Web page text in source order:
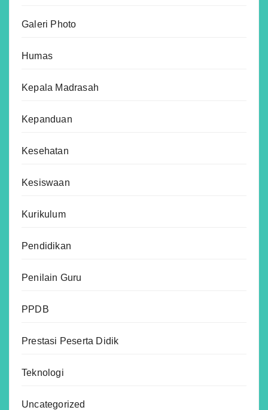
Galeri Photo
Humas
Kepala Madrasah
Kepanduan
Kesehatan
Kesiswaan
Kurikulum
Pendidikan
Penilain Guru
PPDB
Prestasi Peserta Didik
Teknologi
Uncategorized